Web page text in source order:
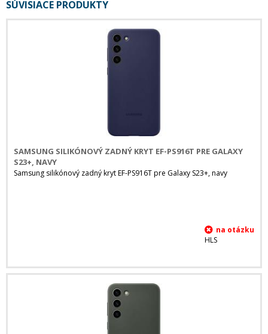
SÚVISIACE PRODUKTY
SAMSUNG SILIKÓNOVÝ ZADNÝ KRYT EF-PS916T PRE GALAXY
S23+, NAVY
Samsung silikónový zadný kryt EF-PS916T pre Galaxy S23+, navy
HLS